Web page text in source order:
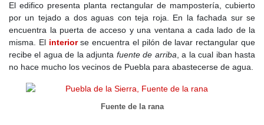
En el siglo XV , para compensar su aislamiento y facilitar su
autogestión, en 1490 Puebla de la Sierrarecibió el título de
villazgo por parte deÍñigo López de Mendoza, Marqués de
Santillana. Este documento le otorgaba cierta independencia
administrativa de Buitrago, permitiéndole tener un alcalde con
“vara alta” y pagar impuestos de forma independiente. Sin
embargo, las causas criminales seguían dependiendo de
Buitrago, y aunque el título otorgaba la posibilidad de construir
El edifico presenta planta rectangular de mampostería, cubierto
por un tejado a dos aguas con teja roja. En la fachada sur se
encuentra la puerta de acceso y una ventana a cada lado de la
misma. El interiorse encuentra el pilón de lavar rectangular que
recibe el agua de la adjunta fuente de arriba, a la cual iban hasta
no hace mucho los vecinos de Puebla para abastecerse de agua.
Fuente de la rana